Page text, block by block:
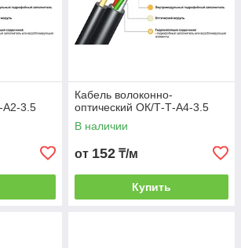
А2-3.5
Кабель волоконно-
оптический ОК/Т-Т-А4-3.5
В наличии
от 152 ₸/м
Купить